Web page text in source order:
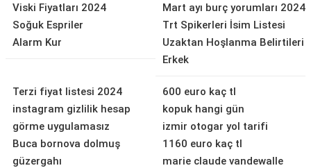
Viski Fiyatları 2024
Soğuk Espriler
Alarm Kur
Mart ayı burç yorumları 2024
Trt Spikerleri İsim Listesi
Uzaktan Hoşlanma Belirtileri
Erkek
Terzi fiyat listesi 2024
instagram gizlilik hesap
görme uygulamasız
Buca bornova dolmuş
güzergahı
600 euro kaç tl
kopuk hangi gün
izmir otogar yol tarifi
1160 euro kaç tl
marie claude vandewalle